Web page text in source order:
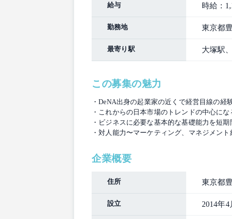
給与 時給：
勤務地 東京都
最寄り駅 大塚駅
この募集の魅力
・DeNA出身の起業家の近くで経営目線の経
・これからの日本市場のトレンドの中心に
・ビジネスに必要な基本的な基礎能力を短
・対人能力〜マーケティング、マネジメン
企業概要
住所 東京都
設立 2014年4